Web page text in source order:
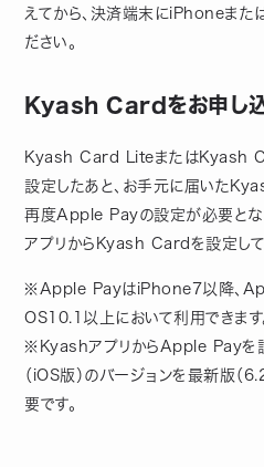
えてから、決済端末にiPhoneま
ださい。
Kyash Cardをお申し
Kyash Card LiteまたはKyash
設定したあと、お手元に届いた
再度Apple Payの設定が必要とな
アプリからKyash Cardを設定して
※Apple PayはiPhone7以降、
OS10.1以上において利用できます
※KyashアプリからApple Payを
（iOS版）のバージョンを最新版（
要です。